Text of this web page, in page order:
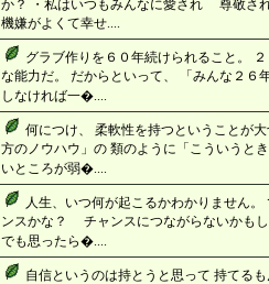
か？ ・私はいつもみんなに愛され 尊敬さ
機嫌がよくて幸せ....
グラブ作りを６０年続けられること。
な能力だ。 だからといって、 「みんな２６
しなければ一�....
何につけ、 柔軟性を持つということが
方のノウハウ」の 類のように「こういうと
いところが弱�....
人生、いつ何が起こるかわかりません
ンスかな？ チャンスにつながらないかも
でも思ったら�....
自信というのは持とうと思って 持てる